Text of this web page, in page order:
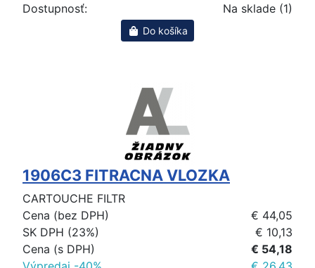
Dostupnosť: Na sklade (1)
Do košíka
1906C3 FITRACNA VLOZKA
CARTOUCHE FILTR
Cena (bez DPH)
€ 44,05
SK DPH (23%)
€ 10,13
Cena (s DPH)
€ 54,18